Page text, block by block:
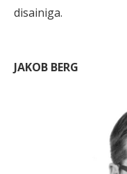
disainiga.
JAKOB BERG